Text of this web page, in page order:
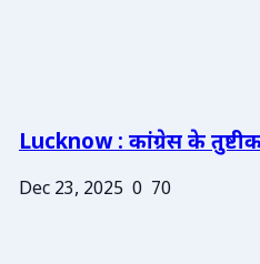
Lucknow : कांग्रेस के
Dec 23, 2025 0 70